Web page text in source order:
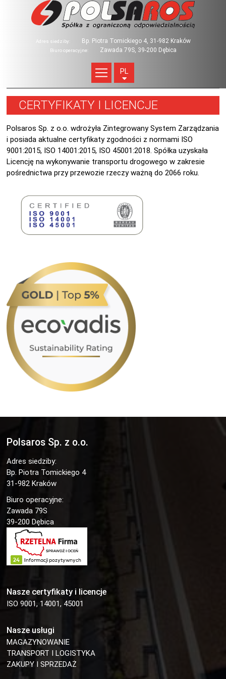
Adres siedziby: Bp. Piotra Tomickiego 4, 31-982 Kraków
Biuro operacyjne: Zawada 79S, 39-200 Dębica
PL
CERTYFIKATY I LICENCJE
Polsaros Sp. z o.o. wdrożyła Zintegrowany System Zarządzania
i posiada aktualne certyfikaty zgodności z normami ISO
9001:2015, ISO 14001:2015, ISO 45001:2018. Spółka uzyskała
Licencję na wykonywanie transportu drogowego w zakresie
pośrednictwa przy przewozie rzeczy ważną do 2066 roku.
Polsaros Sp. z o.o.
Adres siedziby:
Bp. Piotra Tomickiego 4
31-982 Kraków
Biuro operacyjne:
Zawada 79S
39-200 Dębica
Nasze certyfikaty i licencje
ISO 9001, 14001, 45001
Nasze usługi
MAGAZYNOWANIE
TRANSPORT I LOGISTYKA
ZAKUPY I SPRZEDAŻ